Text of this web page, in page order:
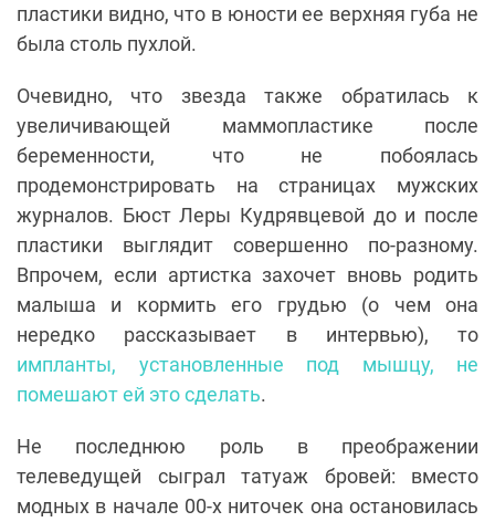
пластики видно, что в юности ее верхняя губа не
была столь пухлой.
Очевидно, что звезда также обратилась к
увеличивающей маммопластике после
беременности, что не побоялась
продемонстрировать на страницах мужских
журналов. Бюст Леры Кудрявцевой до и после
пластики выглядит совершенно по-разному.
Впрочем, если артистка захочет вновь родить
малыша и кормить его грудью (о чем она
нередко рассказывает в интервью), то
импланты, установленные под мышцу, не
помешают ей это сделать.
Не последнюю роль в преображении
телеведущей сыграл татуаж бровей: вместо
модных в начале 00-х ниточек она остановилась